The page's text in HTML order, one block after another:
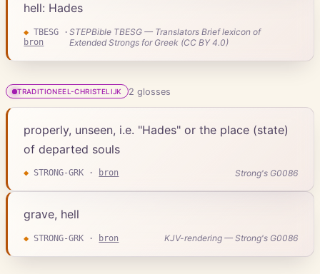
hell: Hades
◆ TBESG ·
bron
STEPBible TBESG — Translators Brief lexicon of
Extended Strongs for Greek (CC BY 4.0)
TRADITIONEEL-CHRISTELIJK 2 glosses
properly, unseen, i.e. "Hades" or the place (state)
of departed souls
◆ STRONG-GRK · bron Strong's G0086
grave, hell
◆ STRONG-GRK · bron KJV-rendering — Strong's G0086